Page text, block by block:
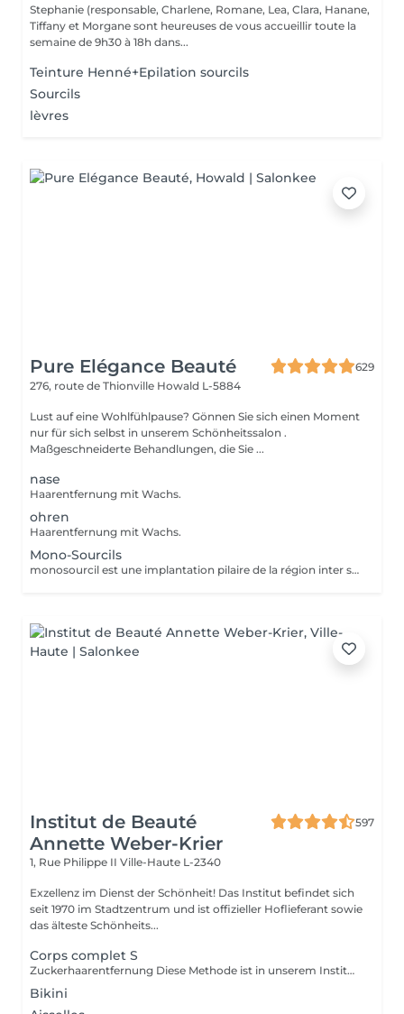
Stephanie (responsable, Charlene, Romane, Lea, Clara, Hanane,
Tiffany et Morgane sont heureuses de vous accueillir toute la
semaine de 9h30 à 18h dans...
Teinture Henné+Epilation sourcils
Sourcils
lèvres
Pure Elégance Beauté
629
276, route de Thionville Howald L-5884
Lust auf eine Wohlfühlpause? Gönnen Sie sich einen Moment
nur für sich selbst in unserem Schönheitssalon .
Maßgeschneiderte Behandlungen, die Sie ...
nase
Haarentfernung mit Wachs.
ohren
Haarentfernung mit Wachs.
Mono-Sourcils
monosourcil est une implantation pilaire de la région inter sourcilière, caractérisée par la confluence des deux sourcils à la base du nez.
Institut de Beauté
Annette Weber-Krier
597
1, Rue Philippe II Ville-Haute L-2340
Exzellenz im Dienst der Schönheit! Das Institut befindet sich
seit 1970 im Stadtzentrum und ist offizieller Hoflieferant sowie
das älteste Schönheits...
Corps complet S
Zuckerhaarentfernung Diese Methode ist in unserem Institut sehr beliebt geworden. Die Zuckerpaste ist 100% natürlich. Sie basiert auf tausendjährigen Rezepten aus dem Nahen Osten und enthält ausschließlich Wasser und Zucker ohne chemische, aromatische oder färbende Substanzen. Die Paste ist hypoallergen und verursacht keine Hautreizungen. Sie gilt für alle Bereiche. Die Paste wird in das Follikel massiert, umhüllt die Haare, umgibt sie und schmiert sie. Die Extraktion erfolgt in natürlicher Haarwuchsrichtung. Es gibt keine gebrochenen Haare mehr im Follikel. Diese Technik verursacht keine Rötung oder Reizung der Haut. Ein nicht zu vernachlässigender Vorteil ist die Tatsache, dass Sie keine bestimmte Haarlänge haben müssen, da der Zucker anders als beim Wachs sehr kurze Haare effektiv entfernt. Wir empfehlen diese Methode auch Teenagern beim ersten Depilieren und bei Menschen, die eine vollständige Körperhaarentfernung wünschen, da sie viel weniger schmerzhaft ist als Wachsen.
Bikini